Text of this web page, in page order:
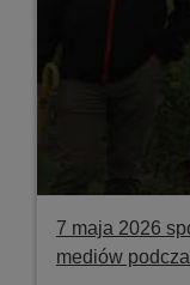
7 maja 2026
mediów